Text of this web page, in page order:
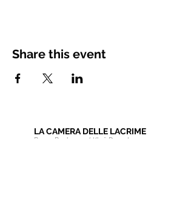
Share this event
LA CAMERA DELLE LACRIME
Bruno Bonhoure / Khaï-Dong Luong